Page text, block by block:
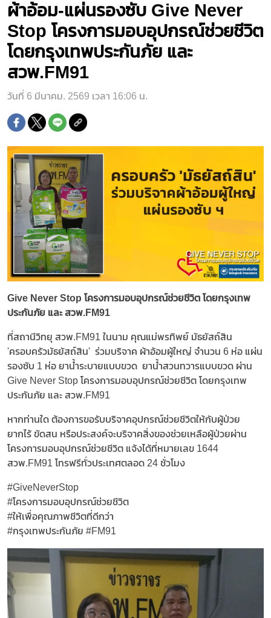
ผ้าอ้อม-แผ่นรองซับ Give Never
Stop โครงการมอบอุปกรณ์ช่วยชีวิต
โดยกรุงเทพประกันภัย และ
สวพ.FM91
วันที่ 6 มีนาคม. 2569 เวลา 16:06 น.
Give Never Stop โครงการมอบอุปกรณ์ช่วยชีวิต โดยกรุงเทพ
ประกันภัย และ สวพ.FM91
ที่สถานีวิทยุ สวพ.FM91 ในนาม คุณแม่พรทิพย์ มัธยัสถ์สิน
'ครอบครัวมัธยัสถ์สิน' ร่วมบริจาค ผ้าอ้อมผู้ใหญ่ จำนวน 6 ห่อ แผ่น
รองซับ 1 ห่อ ยาน้ำระบายแบบขวด ยาน้ำสวนทวารแบบขวด ผ่าน
Give Never Stop โครงการมอบอุปกรณ์ช่วยชีวิต โดยกรุงเทพ
ประกันภัย และ สวพ.FM91
หากท่านใด ต้องการขอรับบริจาคอุปกรณ์ช่วยชีวิตให้กับผู้ป่วย
ยากไร้ ขัดสน หรือประสงค์จะบริจาคสิ่งของช่วยเหลือผู้ป่วยผ่าน
โครงการมอบอุปกรณ์ช่วยชีวิต แจ้งได้ที่หมายเลข 1644
สวพ.FM91 โทรฟรีทั่วประเทศตลอด 24 ชั่วโมง
#GiveNeverStop
#โครงการมอบอุปกรณ์ช่วยชีวิต
#ให้เพื่อคุณภาพชีวิตที่ดีกว่า
#กรุงเทพประกันภัย #FM91